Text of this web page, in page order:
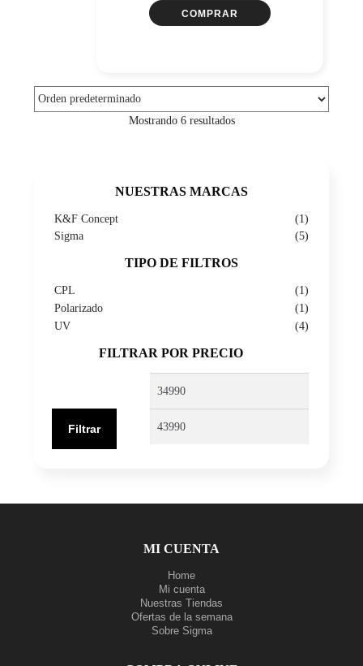
COMPRAR
Mostrando 6 resultados
NUESTRAS MARCAS
K&F Concept
(1)
Sigma
(5)
TIPO DE FILTROS
CPL
(1)
Polarizado
(1)
UV
(4)
FILTRAR POR PRECIO
Precio
mínimo máximo
Filtrar
MI CUENTA
Home
Mi cuenta
Nuestras Tiendas
Ofertas de la semana
Sobre Sigma